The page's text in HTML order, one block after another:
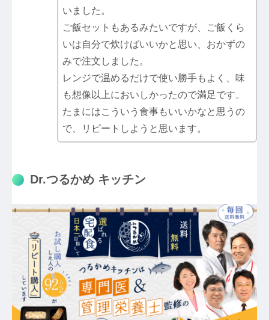
いました。
ご飯セットもあるみたいですが、ご飯くら
いは自分で炊けばいいかと思い、おかずの
みで注文しました。
レンジで温めるだけで使い勝手もよく、味
も想像以上においしかったので満足です。
たまにはこういう食事もいいかなと思うの
で、リピートしようと思います。
Dr.つるかめ キッチン